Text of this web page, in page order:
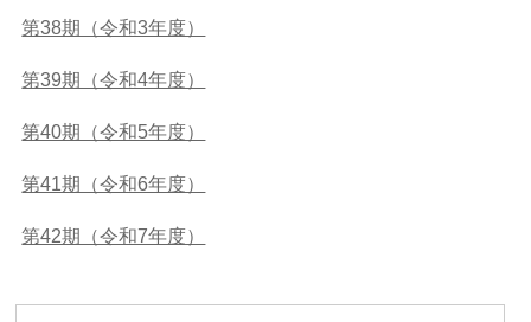
第38期（令和3年度）
第39期（令和4年度）
第40期（令和5年度）
第41期（令和6年度）
第42期（令和7年度）